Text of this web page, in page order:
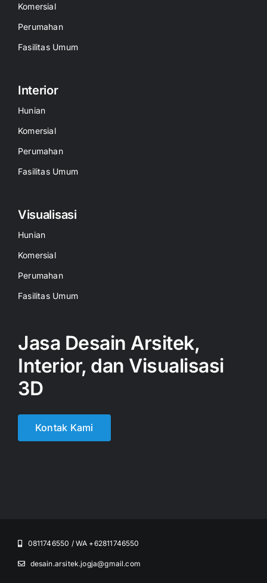
Komersial
Perumahan
Fasilitas Umum
Interior
Hunian
Komersial
Perumahan
Fasilitas Umum
Visualisasi
Hunian
Komersial
Perumahan
Fasilitas Umum
Jasa Desain Arsitek,
Interior, dan Visualisasi
3D
Kontak Kami
0811746550 / WA +62811746550
desain.arsitek.jogja@gmail.com